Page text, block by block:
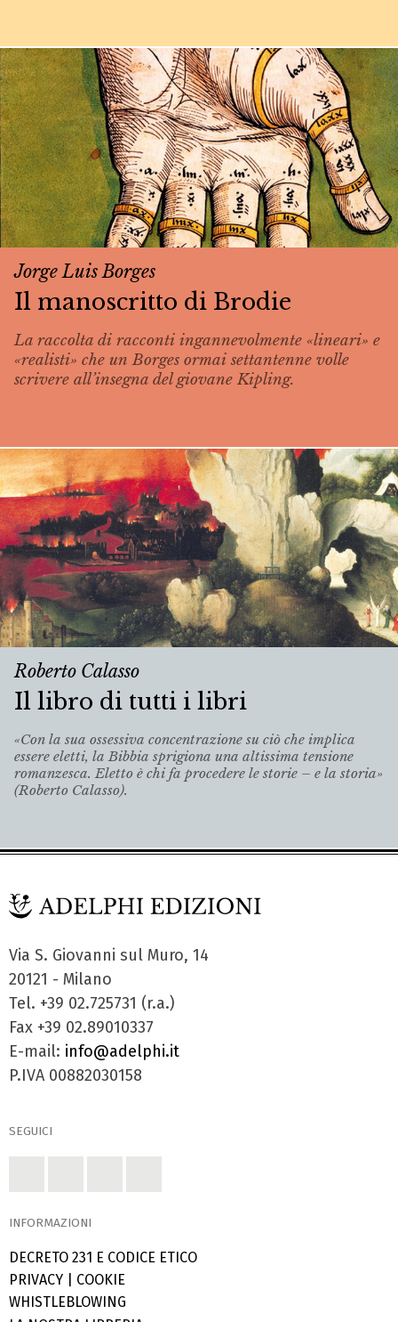
Jorge Luis Borges
Il manoscritto di Brodie
La raccolta di racconti ingannevolmente «lineari» e
«realisti» che un Borges ormai settantenne volle
scrivere all’insegna del giovane Kipling.
Roberto Calasso
Il libro di tutti i libri
«Con la sua ossessiva concentrazione su ciò che implica
essere eletti, la Bibbia sprigiona una altissima tensione
romanzesca. Eletto è chi fa procedere le storie – e la storia»
(Roberto Calasso).
Via S. Giovanni sul Muro, 14
20121 - Milano
Tel. +39 02.725731 (r.a.)
Fax +39 02.89010337
E-mail: info@adelphi.it
P.IVA 00882030158
SEGUICI
INFORMAZIONI
DECRETO 231 E CODICE ETICO
PRIVACY
COOKIE
WHISTLEBLOWING